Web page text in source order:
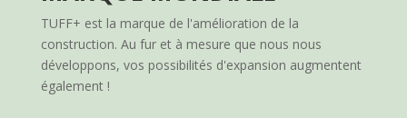
TUFF+ est la marque de l'amélioration de la
construction. Au fur et à mesure que nous nous
développons, vos possibilités d'expansion augmentent
également !